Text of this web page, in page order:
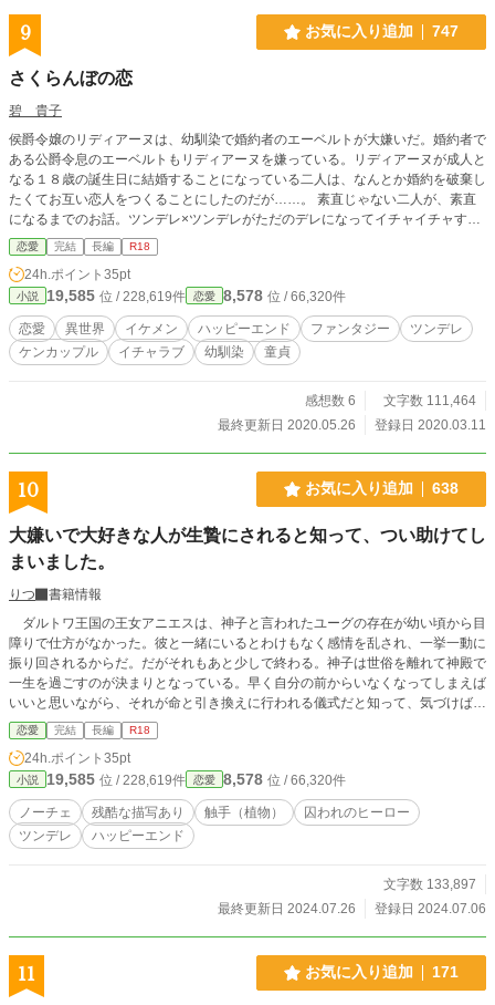
9 お気に入り追加 747
さくらんぼの恋
碧 貴子
侯爵令嬢のリディアーヌは、幼馴染で婚約者のエーベルトが大嫌いだ。婚約者で
ある公爵令息のエーベルトもリディアーヌを嫌っている。リディアーヌが成人と
なる１８歳の誕生日に結婚することになっている二人は、なんとか婚約を破棄し
たくてお互い恋人をつくることにしたのだが……。 素直じゃない二人が、素直
になるまでのお話。ツンデレ×ツンデレがただのデレになってイチャイチャする
話です。
恋愛 完結 長編 R18
24h.ポイント 35pt
小説 19,585 位 / 228,619件 恋愛 8,578 位 / 66,320件
恋愛 異世界 イケメン ハッピーエンド ファンタジー
ツンデレ
ケンカップル
イチャラブ 幼馴染 童貞
感想数 6
文字数 111,464
最終更新日 2020.05.26
登録日 2020.03.11
10 お気に入り追加 638
大嫌いで大好きな人が生贄にされると知って、つい助けてし
まいました。
りつ
書籍情報
ダルトワ王国の王女アニエスは、神子と言われたユーグの存在が幼い頃から目
障りで仕方がなかった。彼と一緒にいるとわけもなく感情を乱され、一挙一動に
振り回されるからだ。だがそれもあと少しで終わる。神子は世俗を離れて神殿で
一生を過ごすのが決まりとなっている。早く自分の前からいなくなってしまえば
いいと思いながら、それが命と引き換えに行われる儀式だと知って、気づけばユ
ーグを助けるために森の奥深くにある神殿へとアニエスは向かっていた。 ※
「ムーンライトノベルズ」様にも掲載しております。
恋愛 完結 長編 R18
24h.ポイント 35pt
小説 19,585 位 / 228,619件 恋愛 8,578 位 / 66,320件
ノーチェ 残酷な描写あり 触手（植物）
囚われのヒーロー
ツンデレ
ハッピーエンド
文字数 133,897
最終更新日 2024.07.26
登録日 2024.07.06
11 お気に入り追加 171